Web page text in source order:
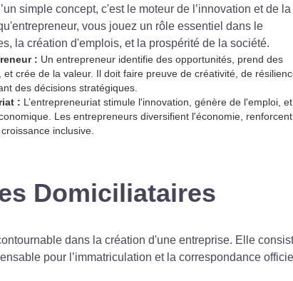
simple concept, c'est le moteur de l’innovation et de la
vous jouez un rôle essentiel dans le
la création d'emplois, et la prospérité de la société.
: Un entrepreneur identifie des opportunités, prend des
crée de la valeur. Il doit faire preuve de créativité, de
des décisions stratégiques.
: L’entrepreneuriat stimule l'innovation, génère de l'emploi, et
Les entrepreneurs diversifient l'économie,
inclusive.
Domiciliataires
dans la création d'une entreprise. Elle
pour l’immatriculation et la correspondance